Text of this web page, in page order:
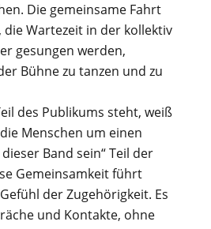
Die gemeinsame Fahrt
die Wartezeit in der kollektiv
gesungen werden,
Bühne zu tanzen und zu
des Publikums steht, weiß
Menschen um einen
Band sein“ Teil der
Gemeinsamkeit führt
der Zugehörigkeit. Es
und Kontakte, ohne